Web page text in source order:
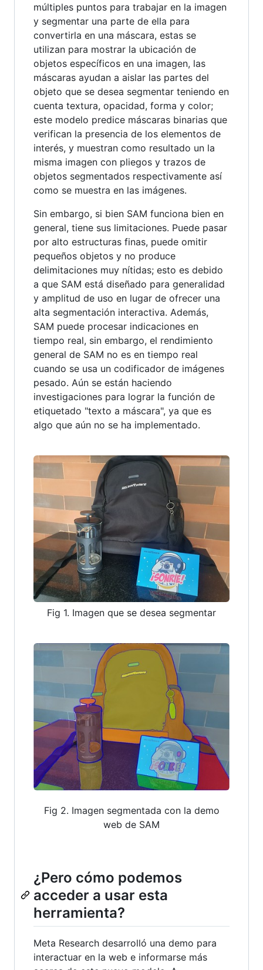
múltiples puntos para trabajar en la imagen
y segmentar una parte de ella para
convertirla en una máscara, estas se
utilizan para mostrar la ubicación de
objetos específicos en una imagen, las
máscaras ayudan a aislar las partes del
objeto que se desea segmentar teniendo en
cuenta textura, opacidad, forma y color;
este modelo predice máscaras binarias que
verifican la presencia de los elementos de
interés, y muestran como resultado un la
misma imagen con pliegos y trazos de
objetos segmentados respectivamente así
como se muestra en las imágenes.
Sin embargo, si bien SAM funciona bien en
general, tiene sus limitaciones. Puede pasar
por alto estructuras finas, puede omitir
pequeños objetos y no produce
delimitaciones muy nítidas; esto es debido
a que SAM está diseñado para generalidad
y amplitud de uso en lugar de ofrecer una
alta segmentación interactiva. Además,
SAM puede procesar indicaciones en
tiempo real, sin embargo, el rendimiento
general de SAM no es en tiempo real
cuando se usa un codificador de imágenes
pesado. Aún se están haciendo
investigaciones para lograr la función de
etiquetado "texto a máscara", ya que es
algo que aún no se ha implementado.
Fig 1. Imagen que se desea segmentar
Fig 2. Imagen segmentada con la demo
web de SAM
¿Pero cómo podemos
acceder a usar esta
herramienta?
Meta Research desarrolló una demo para
interactuar en la web e informarse más